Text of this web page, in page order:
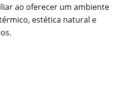
ao oferecer um ambiente
estética natural e